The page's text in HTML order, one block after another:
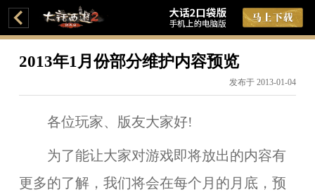
2013年1月份部分维护内容预览
发布于 2013-01-04
各位玩家、版友大家好!
为了能让大家对游戏即将放出的内容有
更多的了解，我们将会在每个月的月底，预